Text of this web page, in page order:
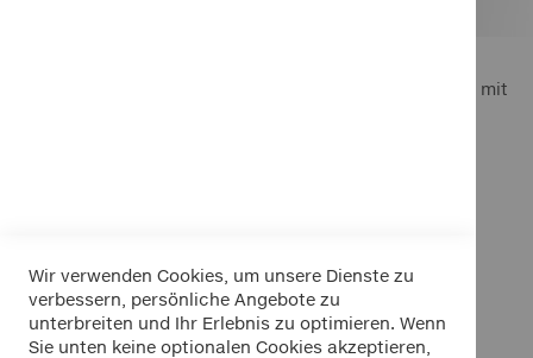
Spanngurt-Set 4-tlg, mit
Wir verwenden Cookies, um unsere Dienste zu
verbessern, persönliche Angebote zu
unterbreiten und Ihr Erlebnis zu optimieren. Wenn
Sie unten keine optionalen Cookies akzeptieren,